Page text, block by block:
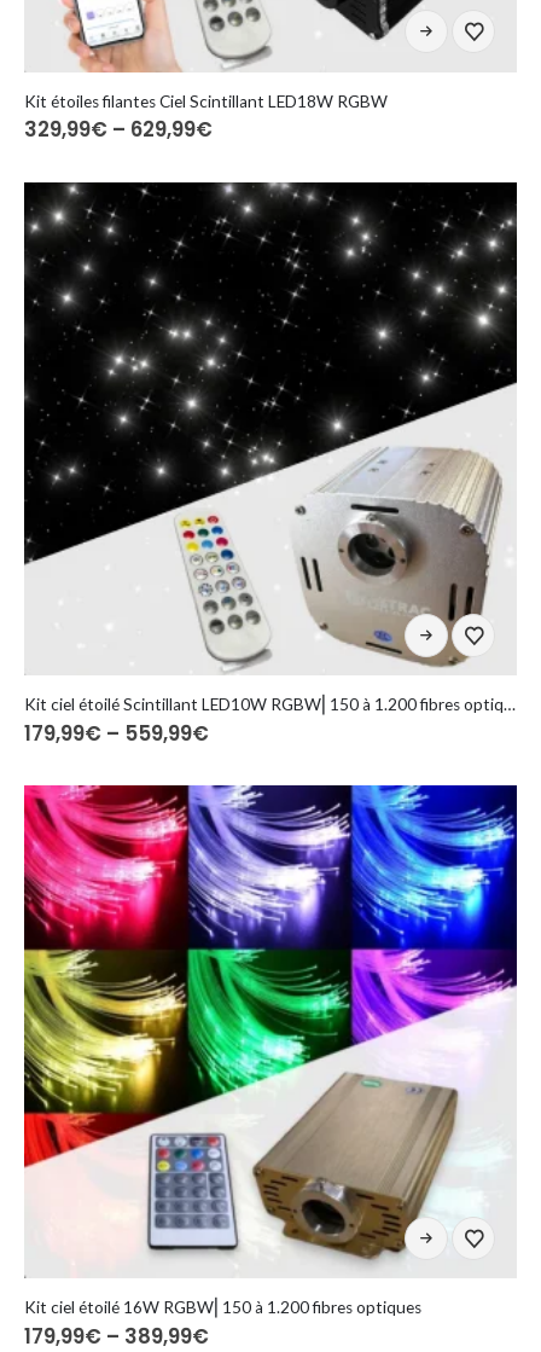
Ten
produkt
można
wybrać
na
stronie
produktu
Kit étoiles filantes Ciel Scintillant LED18W RGBW
329,99€ – 629,99€
329,99€
do
629,99€
Ten
produkt
ma
wiele
można
wybrać
na
stronie
produktu
Kit ciel étoilé Scintillant LED10W RGBW⎜150 à 1.200 fibres optiques
179,99€ – 559,99€
179,99€
do
559,99€
Ten
produkt
ma
wiele
Kit ciel étoilé 16W RGBW⎜150 à 1.200 fibres optiques
179,99€ – 389,99€